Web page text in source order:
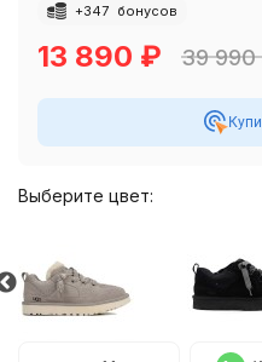
+347 бонусов
13 890 ₽ 39 990
Выберите цвет: